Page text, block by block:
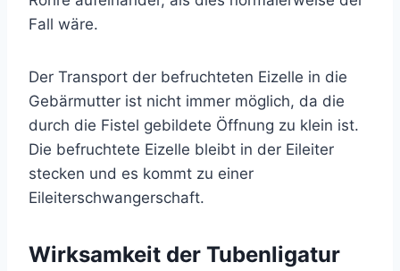
Fall wäre.
Der Transport der befruchteten Eizelle in die
Gebärmutter ist nicht immer möglich, da die
durch die Fistel gebildete Öffnung zu klein ist.
Die befruchtete Eizelle bleibt in der Eileiter
stecken und es kommt zu einer
Eileiterschwangerschaft.
Wirksamkeit der Tubenligatur